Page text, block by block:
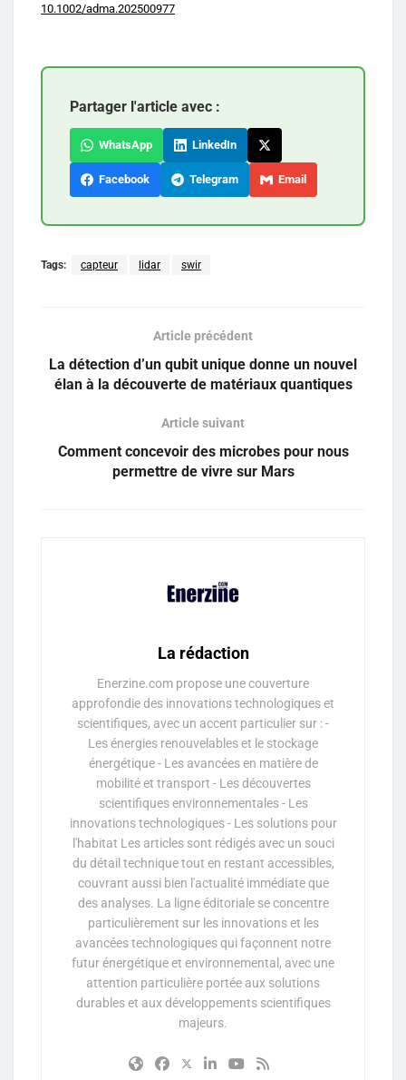
10.1002/adma.202500977
Partager l'article avec :
WhatsApp LinkedIn
Facebook Telegram Email
Tags: capteur lidar swir
Article précédent
La détection d’un qubit unique donne un nouvel
élan à la découverte de matériaux quantiques
Article suivant
Comment concevoir des microbes pour nous
permettre de vivre sur Mars
La rédaction
Enerzine.com propose une couverture
approfondie des innovations technologiques et
scientifiques, avec un accent particulier sur : -
Les énergies renouvelables et le stockage
énergétique - Les avancées en matière de
mobilité et transport - Les découvertes
scientifiques environnementales - Les
innovations technologiques - Les solutions pour
l'habitat Les articles sont rédigés avec un souci
du détail technique tout en restant accessibles,
couvrant aussi bien l'actualité immédiate que
des analyses. La ligne éditoriale se concentre
particulièrement sur les innovations et les
avancées technologiques qui façonnent notre
futur énergétique et environnemental, avec une
attention particulière portée aux solutions
durables et aux développements scientifiques
majeurs.